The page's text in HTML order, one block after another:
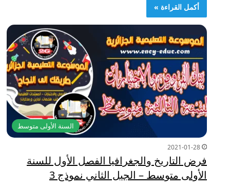
أكمل القراءة »
السنة الأولى متوسط
2021-01-28
فرض التاريخ والجغرافيا الفصل الأول للسنة
الأولى متوسط – الجيل الثاني نموذج 3